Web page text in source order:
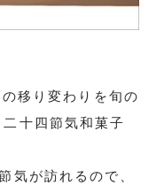
移り変わりを旬の
十四節気和菓子
気が訪れるので、